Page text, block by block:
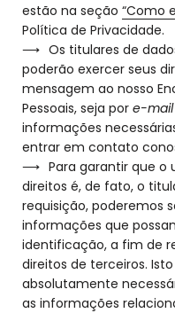
estão na seção “Como
Política de Privacidade.
Os titulares de
poderão exercer seus
mensagem ao nosso
Pessoais, seja por e-mail
informações
entrar em contato
Para garantir que o
direitos é, de fato, o
requisição, poderemos
informações que
identificação, a fim de
direitos de terceiros.
absolutamente
as informações